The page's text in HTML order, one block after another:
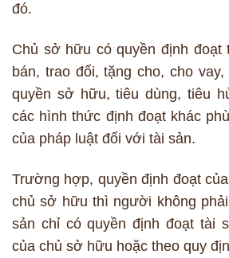
đó.
Chủ sở hữu có quyền định đoạt
bán, trao đổi, tặng cho, cho
quyền sở hữu, tiêu dùng, tiêu
các hình thức định đoạt khác
của pháp luật đối với tài sản.
Trường hợp, quyền định đoạt
chủ sở hữu thì người không
sản chỉ có quyền định đoạt tài
của chủ sở hữu hoặc theo quy